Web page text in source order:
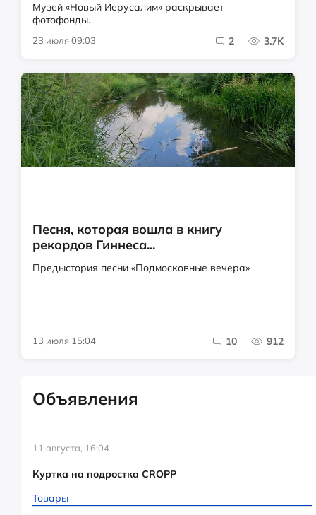
Музей «Новый Иерусалим» раскрывает
фотофонды.
23 июля 09:03 2 3.7K
Песня, которая вошла в книгу
рекордов Гиннеса...
Предыстория песни «Подмосковные вечера»
13 июля 15:04 10 912
Объявления
11 августа, 16:04
Куртка на подростка CROPP
Товары